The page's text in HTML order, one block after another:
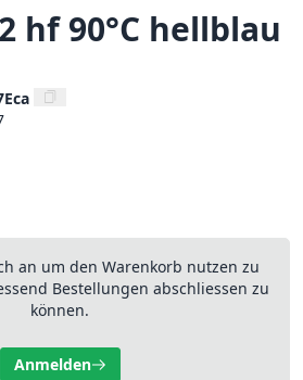
hf 90°C hellblau
an um den Warenkorb nutzen zu
Bestellungen abschliessen zu
können.
Anmelden